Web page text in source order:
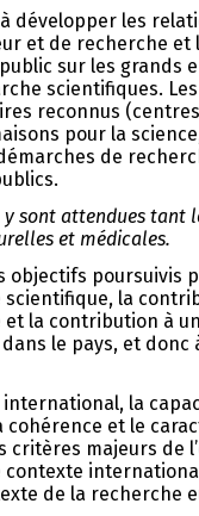
développer les
et de recherche et
sur les grands
scientifiques.
reconnus
pour la
de
y sont attendues tant
et médicales.
objectifs poursuivis
scientifique, la
la contribution à
le pays, et donc
la
et le
majeurs de
de la recherche